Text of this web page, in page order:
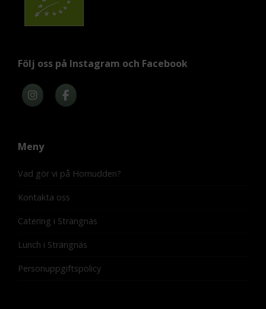
Följ oss på Instagram och Facebook
Meny
Vad gör vi på Hornudden?
Kontakta oss
Catering i Strängnäs
Lunch i Strängnäs
Personuppgiftspolicy